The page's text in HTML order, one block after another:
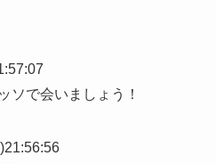
ソで会いましょう！